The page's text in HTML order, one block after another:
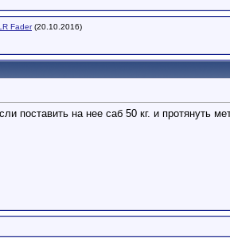
Fader(20.10.2016)
поставить на нее саб 50 кг. и протянуть